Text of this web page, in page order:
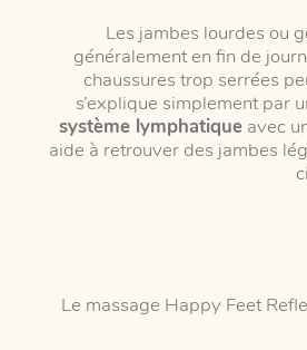
Les jambes lourdes ou
généralement en fin de
chaussures trop serrées
s’explique simplement par
système lymphatiqueavec
aide à retrouver des jambes
Le massage Happy Feet